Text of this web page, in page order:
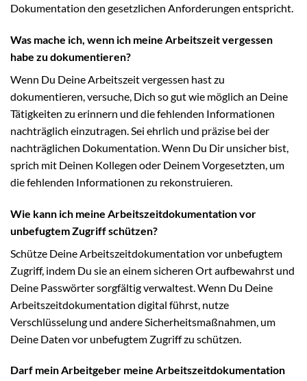
Dokumentation den gesetzlichen Anforderungen entspricht.
Was mache ich, wenn ich meine Arbeitszeit vergessen
habe zu dokumentieren?
Wenn Du Deine Arbeitszeit vergessen hast zu
dokumentieren, versuche, Dich so gut wie möglich an Deine
Tätigkeiten zu erinnern und die fehlenden Informationen
nachträglich einzutragen. Sei ehrlich und präzise bei der
nachträglichen Dokumentation. Wenn Du Dir unsicher bist,
sprich mit Deinen Kollegen oder Deinem Vorgesetzten, um
die fehlenden Informationen zu rekonstruieren.
Wie kann ich meine Arbeitszeitdokumentation vor
unbefugtem Zugriff schützen?
Schütze Deine Arbeitszeitdokumentation vor unbefugtem
Zugriff, indem Du sie an einem sicheren Ort aufbewahrst und
Deine Passwörter sorgfältig verwaltest. Wenn Du Deine
Arbeitszeitdokumentation digital führst, nutze
Verschlüsselung und andere Sicherheitsmaßnahmen, um
Deine Daten vor unbefugtem Zugriff zu schützen.
Darf mein Arbeitgeber meine Arbeitszeitdokumentation